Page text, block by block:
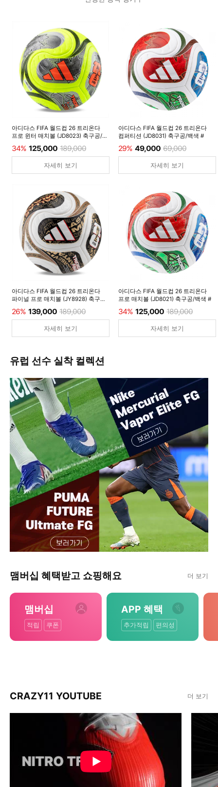
아디다스 FIFA 월드컵 26 트리온다
프로 윈터 매치볼 (JD8023) 축구공/
34% 125,000 189,000
자세히 보기
아디다스 FIFA 월드컵 26 트리온다
컴퍼티션 (JD8031) 축구공/백색 #
29% 49,000 69,000
자세히 보기
아디다스 FIFA 월드컵 26 트리온다
파이널 프로 매치볼 (JY8928) 축구공/
26% 139,000 189,000
자세히 보기
아디다스 FIFA 월드컵 26 트리온다
프로 매치볼 (JD8021) 축구공/백색 #
34% 125,000 189,000
자세히 보기
유럽 선수 실착 컬렉션
맴버십 혜택받고 쇼핑해요 더 보기
맴버십
적립 쿠폰
APP 혜택
추가적립 편의성
CRAZY11 YOUTUBE 더 보기